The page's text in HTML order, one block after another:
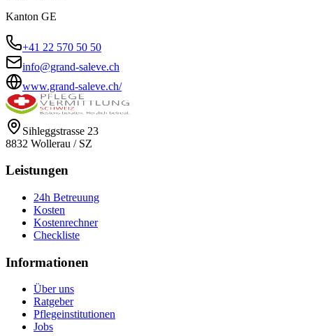
Kanton GE
+41 22 570 50 50
info@grand-saleve.ch
www.grand-saleve.ch/
Sihleggstrasse 23
8832 Wollerau / SZ
Leistungen
24h Betreuung
Kosten
Kostenrechner
Checkliste
Informationen
Über uns
Ratgeber
Pflegeinstitutionen
Jobs